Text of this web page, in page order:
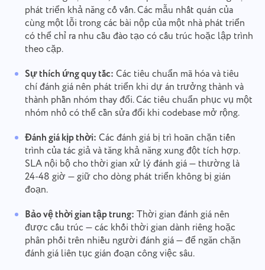
phát triển khả năng cố vấn. Các mẫu nhất quán của
cùng một lỗi trong các bài nộp của một nhà phát triển
có thể chỉ ra nhu cầu đào tạo có cấu trúc hoặc lập trình
theo cặp.
Sự thích ứng quy tắc: Các tiêu chuẩn mã hóa và tiêu
chí đánh giá nên phát triển khi dự án trưởng thành và
thành phần nhóm thay đổi. Các tiêu chuẩn phục vụ một
nhóm nhỏ có thể cần sửa đổi khi codebase mở rộng.
Đánh giá kịp thời: Các đánh giá bị trì hoãn chặn tiến
trình của tác giả và tăng khả năng xung đột tích hợp.
SLA nội bộ cho thời gian xử lý đánh giá — thường là
24-48 giờ — giữ cho dòng phát triển không bị gián
đoạn.
Bảo vệ thời gian tập trung: Thời gian đánh giá nên
được cấu trúc — các khối thời gian dành riêng hoặc
phân phối trên nhiều người đánh giá — để ngăn chặn
đánh giá liên tục gián đoạn công việc sâu.